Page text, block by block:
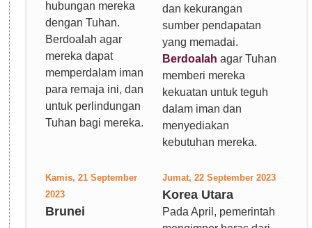
hubungan mereka
dengan Tuhan.
Berdoalah agar
mereka dapat
memperdalam iman
para remaja ini, dan
untuk perlindungan
Tuhan bagi mereka.
dan kekurangan
sumber pendapatan
yang memadai.
Berdoalah agar Tuhan
memberi mereka
kekuatan untuk teguh
dalam iman dan
menyediakan
kebutuhan mereka.
Kamis, 21 September
2023
Brunei
Jumat, 22 September 2023
Korea Utara
Pada April, pemerintah